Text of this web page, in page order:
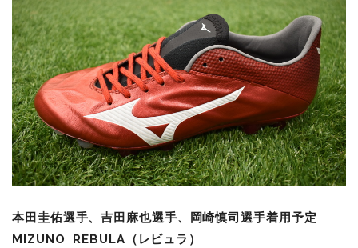
本田圭佑選手、吉田麻也選手、岡崎慎司選手着用予定
MIZUNO REBULA（レビュラ）